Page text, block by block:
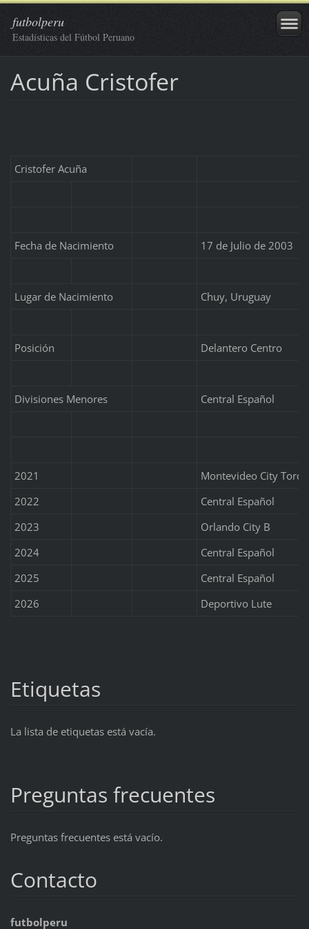
futbolperu
Estadísticas del Fútbol Peruano
Acuña Cristofer
Cristofer Acuña
Fecha de Nacimiento 17 de Julio de 2003
Lugar de Nacimiento Chuy, Uruguay
Posición Delantero Centro
Divisiones Menores Central Español
2021
Montevideo City
2022
Central Español
2023
Orlando City B
2024
Central Español
2025
Central Español
2026
Deportivo Lute
Etiquetas
La lista de etiquetas está vacía.
Preguntas frecuentes
Preguntas frecuentes está vacío.
Contacto
futbolperu